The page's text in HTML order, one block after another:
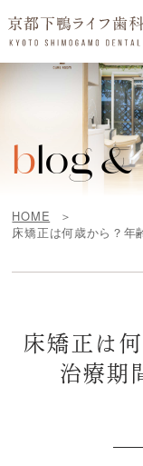
b log
HOME
床矯正は何歳から？年
床矯正は
治療期